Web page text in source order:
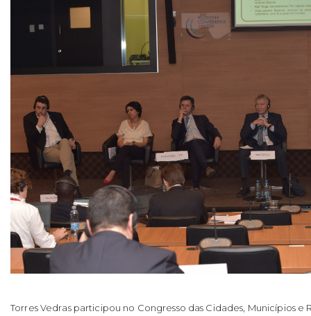
Torres Vedras participou no Congresso das Cidades, Municípios e